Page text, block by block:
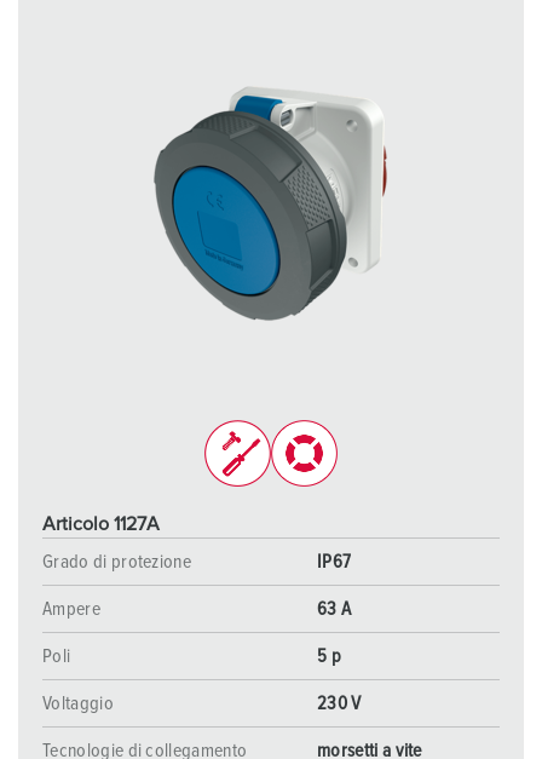
Articolo 1127A
Grado di protezione
IP67
Ampere 63 A
Poli 5 p
Voltaggio 230 V
Tecnologie di collegamento morsetti a vite